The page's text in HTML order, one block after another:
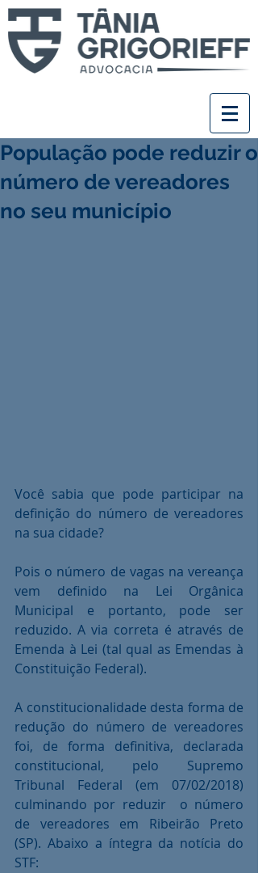
População pode reduzir o
número de vereadores
no seu município
Você sabia que pode participar na
definição do número de vereadores
na sua cidade?
Pois o número de vagas na vereança
vem definido na Lei Orgânica
Municipal e portanto, pode ser
reduzido. A via correta é através de
Emenda à Lei (tal qual as Emendas à
Constituição Federal).
A constitucionalidade desta forma de
redução do número de vereadores
foi, de forma definitiva, declarada
constitucional, pelo Supremo
Tribunal Federal (em 07/02/2018)
culminando por reduzir  o número
de vereadores em Ribeirão Preto
(SP). Abaixo a íntegra da notícia do
STF: